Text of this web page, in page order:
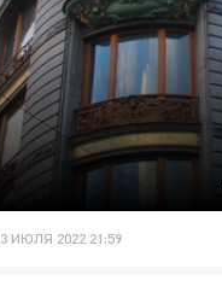
ИЮЛЯ 2022 21:59